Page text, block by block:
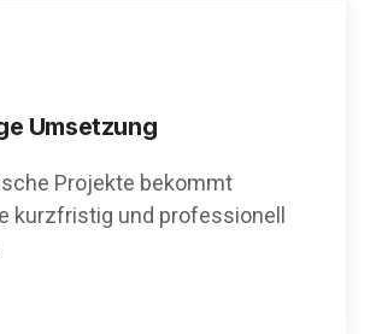
Umsetzung
Projekte bekommt
kurzfristig und professionell